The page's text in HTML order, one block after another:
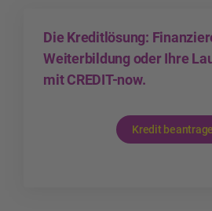
Die Kreditlösung:
Weiterbildung oder Ihre
mit CREDIT-now.
Kredit